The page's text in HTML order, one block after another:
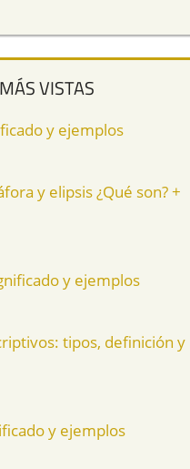
VISTAS
y ejemplos
y elipsis ¿Qué son? +
y ejemplos
tipos, definición y
y ejemplos